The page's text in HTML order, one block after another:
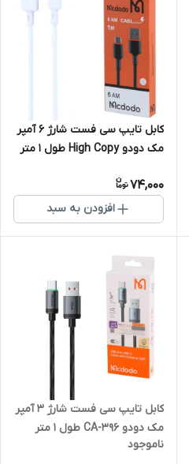
کابل تایپ سی فست شارژ 6 آمپر
مک دودو High Copy طول 1 متر
74,000
افزودن به سبد
کابل تایپ سی فست شارژ 3 آمپر
مک دودو CA-396 طول 1 متر
ناموجود